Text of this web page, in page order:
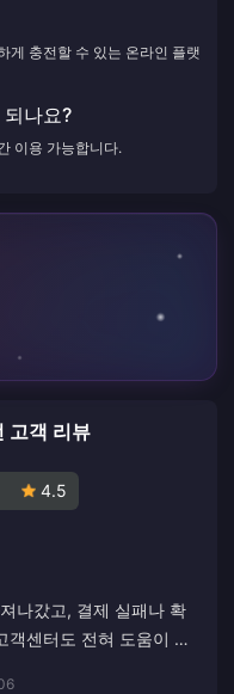
게 충전할 수 있는 온라인 플랫
나요?
이용 가능합니다.
고객 리뷰
4.5
나갔고, 결제 실패나 확
객센터도 전혀 도움이 안